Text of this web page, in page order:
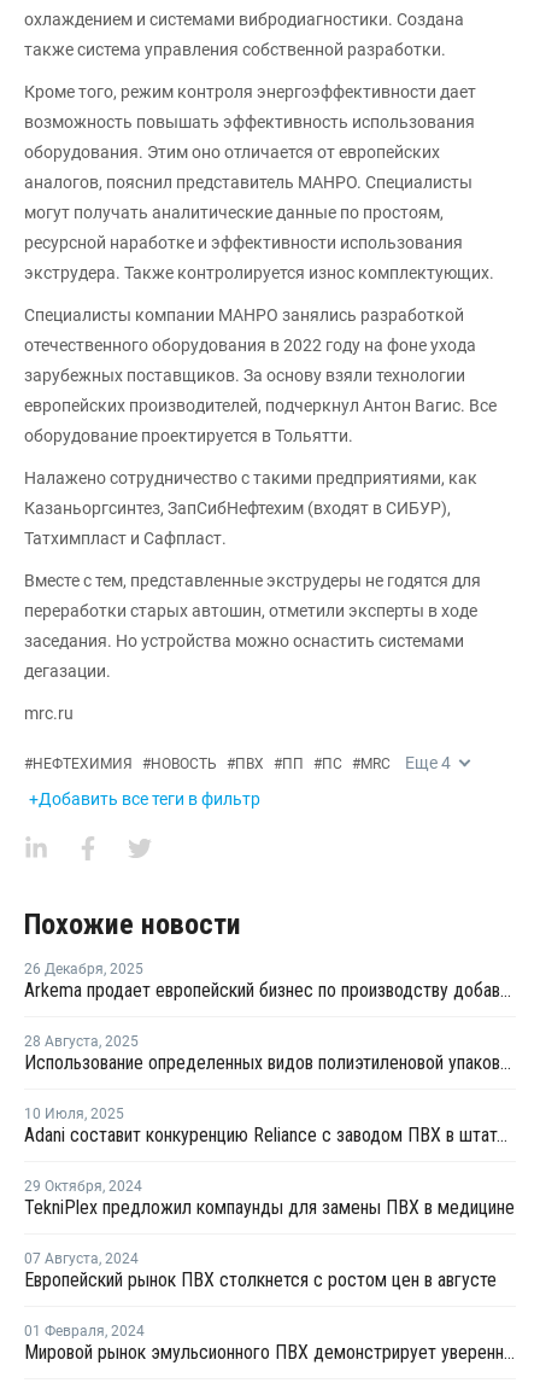
охлаждением и системами вибродиагностики. Создана
также система управления собственной разработки.
Кроме того, режим контроля энергоэффективности дает
возможность повышать эффективность использования
оборудования. Этим оно отличается от европейских
аналогов, пояснил представитель МАНРО. Специалисты
могут получать аналитические данные по простоям,
ресурсной наработке и эффективности использования
экструдера. Также контролируется износ комплектующих.
Специалисты компании МАНРО занялись разработкой
отечественного оборудования в 2022 году на фоне ухода
зарубежных поставщиков. За основу взяли технологии
европейских производителей, подчеркнул Антон Вагис. Все
оборудование проектируется в Тольятти.
Налажено сотрудничество с такими предприятиями, как
Казаньоргсинтез, ЗапСибНефтехим (входят в СИБУР),
Татхимпласт и Сафпласт.
Вместе с тем, представленные экструдеры не годятся для
переработки старых автошин, отметили эксперты в ходе
заседания. Но устройства можно оснастить системами
дегазации.
mrc.ru
#НЕФТЕХИМИЯ #НОВОСТЬ #ПВХ #ПП #ПС #MRC Еще4
+Добавить все теги в фильтр
Похожие новости
26 Декабря, 2025
Arkema продает европейский бизнес по производству добавок
28 Августа, 2025
Использование определенных видов полиэтиленовой упаковки запретят в Хабаровском крае
10 Июля, 2025
Adani составит конкуренцию Reliance с заводом ПВХ в штате Гуджарат к 2028 году
29 Октября, 2024
TekniPlex предложил компаунды для замены ПВХ в медицине
07 Августа, 2024
Европейский рынок ПВХ столкнется с ростом цен в августе
01 Февраля, 2024
Мировой рынок эмульсионного ПВХ демонстрирует уверенный рост